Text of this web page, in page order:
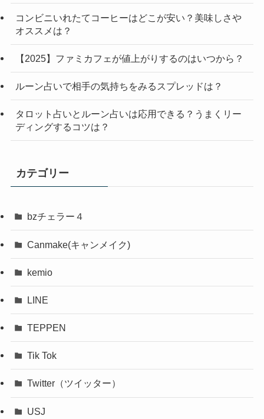
コンビニいれたてコーヒーはどこが安い？美味しさや
オススメは？
【2025】ファミカフェが値上がりするのはいつから？
ルーン占いで相手の気持ちをみるスプレッドは？
タロット占いとルーン占いは応用できる？うまくリー
ディングするコツは？
カテゴリー
bzチェラー４
Canmake(キャンメイク)
kemio
LINE
TEPPEN
Tik Tok
Twitter（ツイッター）
USJ